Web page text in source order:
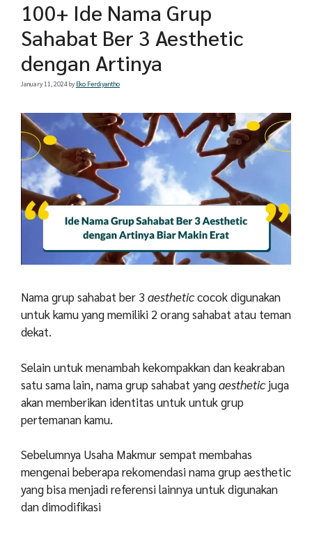
100+ Ide Nama Grup
Sahabat Ber 3 Aesthetic
dengan Artinya
January 11, 2024by Eko Ferdiyantho
Nama grup sahabat ber 3 aestheticcocok digunakan
untuk kamu yang memiliki 2 orang sahabat atau teman
dekat.
Selain untuk menambah kekompakkan dan keakraban
satu sama lain, nama grup sahabat yangaesthetic juga
akan memberikan identitas untuk untuk grup
pertemanan kamu.
Sebelumnya Usaha Makmur sempat membahas
mengenai beberapa rekomendasinama grup aesthetic
yang bisa menjadi referensi lainnya untuk digunakan
dan dimodifikasi